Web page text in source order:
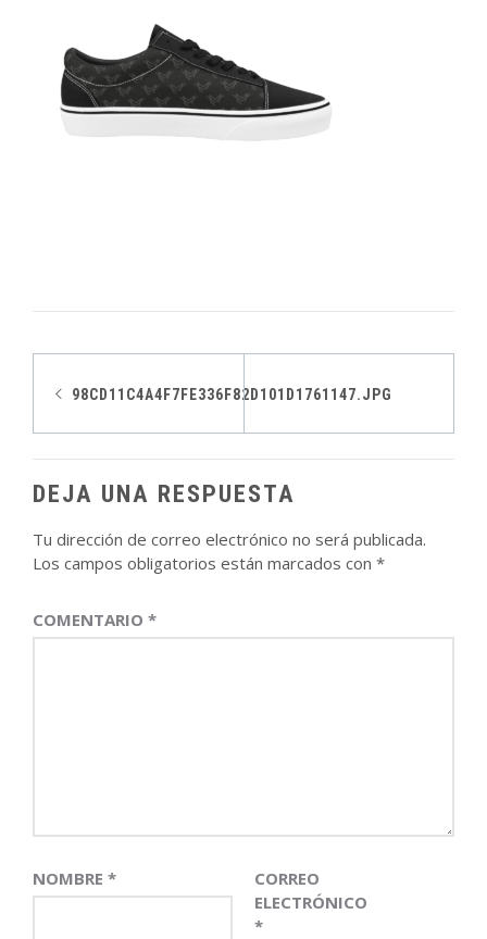
Navegación
de
entradas
98CD11C4A4F7FE336F82D101D1761147.JPG
DEJA UNA RESPUESTA
Tu dirección de correo electrónico no será publicada.
Los campos obligatorios están marcados con *
COMENTARIO *
NOMBRE *
CORREO
ELECTRÓNICO
*